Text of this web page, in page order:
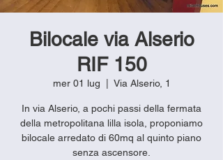
Bilocale via Alserio
RIF 150
mer 01 lug Via Alserio, 1
In via Alserio, a pochi passi della fermata
della metropolitana lilla isola, proponiamo
bilocale arredato di 60mq al quinto piano
senza ascensore.